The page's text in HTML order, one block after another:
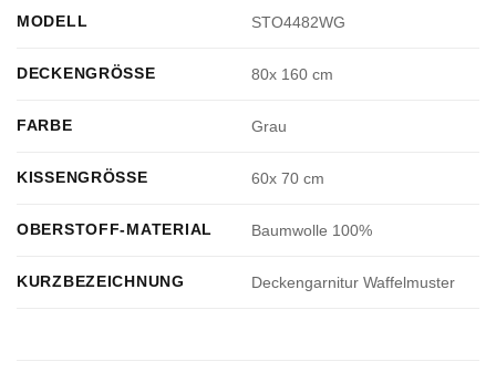
MODELL STO4482WG
DECKENGRÖSSE 80x 160 cm
FARBE Grau
KISSENGRÖSSE 60x 70 cm
OBERSTOFF-MATERIAL Baumwolle 100%
KURZBEZEICHNUNG Deckengarnitur Waffelmuster